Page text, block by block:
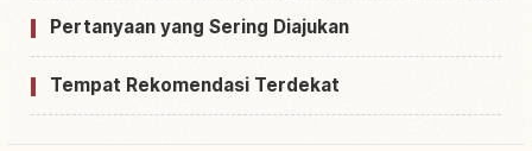
Pertanyaan yang Sering Diajukan
Tempat Rekomendasi Terdekat